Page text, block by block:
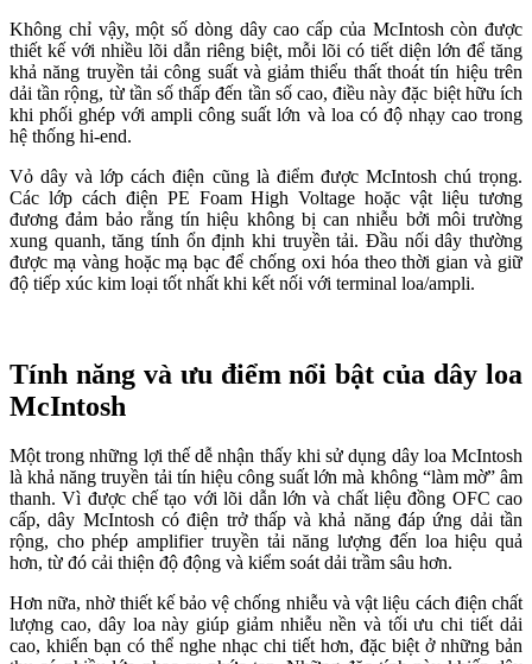
Không chỉ vậy, một số dòng dây cao cấp của McIntosh còn được
thiết kế với nhiều lõi dẫn riêng biệt, mỗi lõi có tiết diện lớn để tăng
khả năng truyền tải công suất và giảm thiểu thất thoát tín hiệu trên
dải tần rộng, từ tần số thấp đến tần số cao, điều này đặc biệt hữu ích
khi phối ghép với ampli công suất lớn và loa có độ nhạy cao trong
hệ thống hi-end.
Vỏ dây và lớp cách điện cũng là điểm được McIntosh chú trọng.
Các lớp cách điện PE Foam High Voltage hoặc vật liệu tương
đương đảm bảo rằng tín hiệu không bị can nhiễu bởi môi trường
xung quanh, tăng tính ổn định khi truyền tải. Đầu nối dây thường
được mạ vàng hoặc mạ bạc để chống oxi hóa theo thời gian và giữ
độ tiếp xúc kim loại tốt nhất khi kết nối với terminal loa/ampli.
Tính năng và ưu điểm nổi bật của dây loa
McIntosh
Một trong những lợi thế dễ nhận thấy khi sử dụng dây loa McIntosh
là khả năng truyền tải tín hiệu công suất lớn mà không “làm mờ” âm
thanh. Vì được chế tạo với lõi dẫn lớn và chất liệu đồng OFC cao
cấp, dây McIntosh có điện trở thấp và khả năng đáp ứng dải tần
rộng, cho phép amplifier truyền tải năng lượng đến loa hiệu quả
hơn, từ đó cải thiện độ động và kiểm soát dải trầm sâu hơn.
Hơn nữa, nhờ thiết kế bảo vệ chống nhiễu và vật liệu cách điện chất
lượng cao, dây loa này giúp giảm nhiễu nền và tối ưu chi tiết dải
cao, khiến bạn có thể nghe nhạc chi tiết hơn, đặc biệt ở những bản